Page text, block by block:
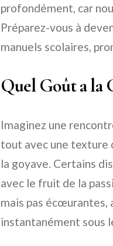
profondément, car
Préparez-vous à
manuels scolaires,
Quel Goût a la
Imaginez une
tout avec une texture
la goyave. Certains
avec le fruit de la
mais pas écœurantes,
instantanément sous